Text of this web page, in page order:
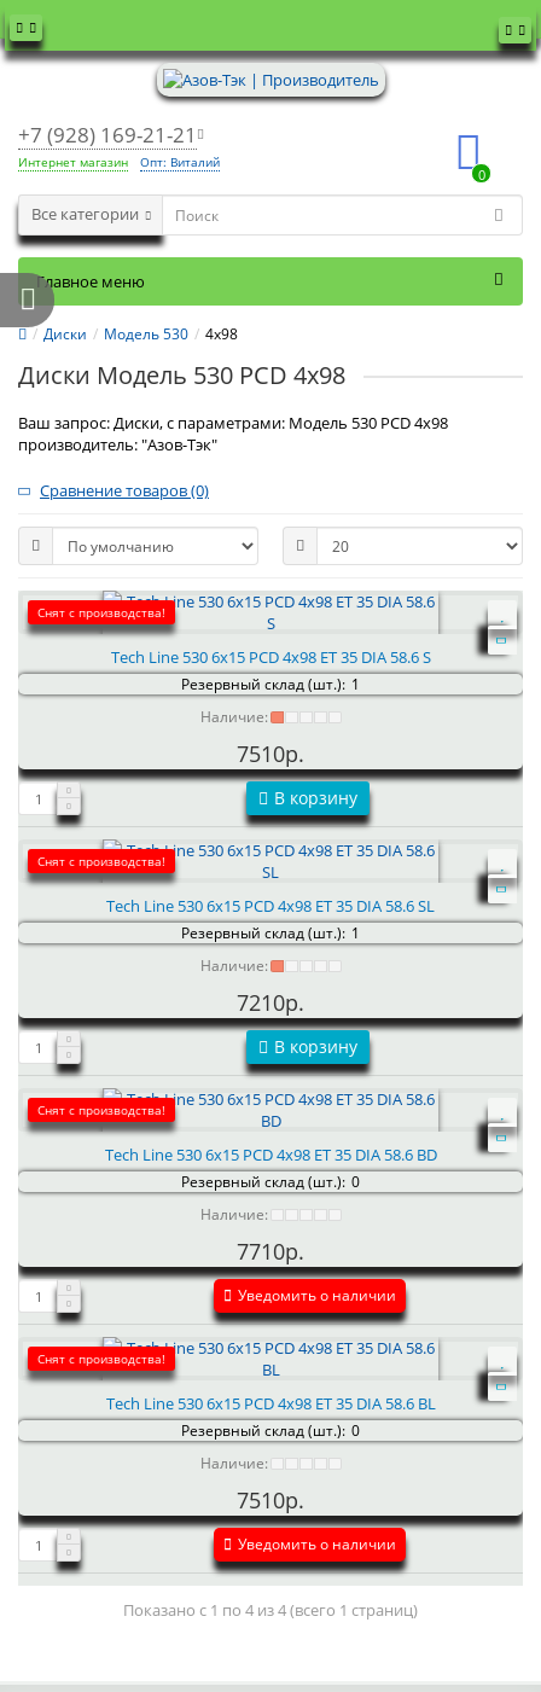
+7 (928) 169-21-21
Интернет магазин Опт: Виталий
0
Все категории
Главное меню
Диски Модель 530 4x98
Диски Модель 530 PCD 4x98
Ваш запрос: Диски, с параметрами: Модель 530 PCD 4x98
производитель: "Азов-Тэк"
Сравнение товаров (0)
Снят с производства!
Tech Line 530 6x15 PCD 4x98 ET 35 DIA 58.6 S
Резервный склад (шт.): 1
Наличие:
7510р.
В корзину
Снят с производства!
Tech Line 530 6x15 PCD 4x98 ET 35 DIA 58.6 SL
Резервный склад (шт.): 1
Наличие:
7210р.
В корзину
Снят с производства!
Tech Line 530 6x15 PCD 4x98 ET 35 DIA 58.6 BD
Резервный склад (шт.): 0
Наличие:
7710р.
Уведомить о наличии
Снят с производства!
Tech Line 530 6x15 PCD 4x98 ET 35 DIA 58.6 BL
Резервный склад (шт.): 0
Наличие:
7510р.
Уведомить о наличии
Показано с 1 по 4 из 4 (всего 1 страниц)